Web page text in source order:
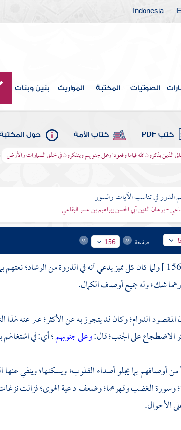
Indonesia
الصوتيات المكتبة المواريث بنين وبنات
كتب PDF كتاب الأمة حول المكتبة
الذين يذكرون الله قياما وقعودا وعلى جنوبهم ويتفكرون في خلق السماوات والأرض
الدرر في تناسب الآيات والسور
- برهان الدين أبي الحسن إبراهيم بن عمر البقاعي
5 صفحة 156
156 ] ولما كان كل مميز يدعي أنه في الذروة من الرشاد؛ نعتهم
شك؛ وله جميع أوصاف الكمال.
المقصود الدوام؛ وكان قد يتجوز به عن الأكثر؛ عبر عنه
الاضطجاع على الجنب؛ قال:وعلى جنوبهم؛ أي: في
من أوصافهم بما يجلو أصداء القلوب؛ ويسكنها؛ وينفي
وسورة الغضب وقهرهما؛ وضعف داعية الهوى؛ فزالت
الأحوال.